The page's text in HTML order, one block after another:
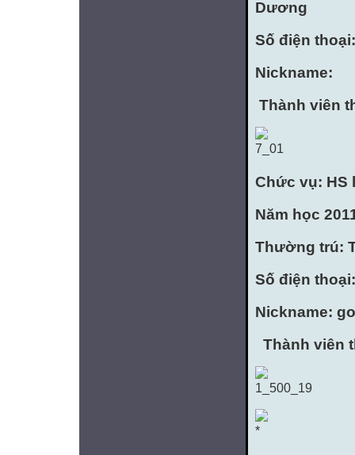
Dương
Số điện thoại:
Nickname:
Thành viên
Chức vụ: HS
Năm học
Thường trú:
Số điện thoại:
Nickname:
Thành viên